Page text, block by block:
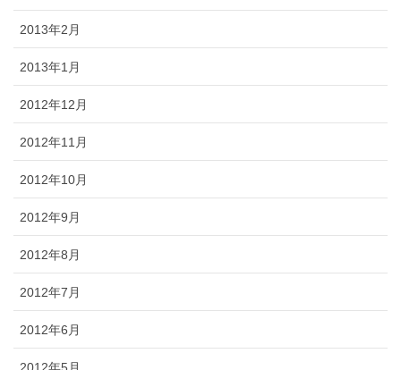
2013年2月
2013年1月
2012年12月
2012年11月
2012年10月
2012年9月
2012年8月
2012年7月
2012年6月